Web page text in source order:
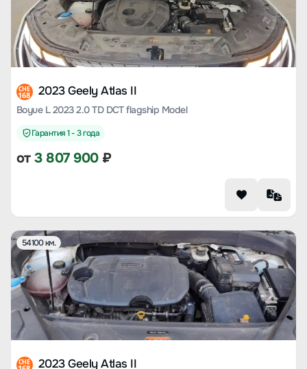
CHE
168 2023 Geely Atlas II
Boyue L 2023 2.0 TD DCT flagship Model
Гарантия 1 - 3 года
от3 807 900₽
54100 км.
CHE 2023 Geely Atlas II